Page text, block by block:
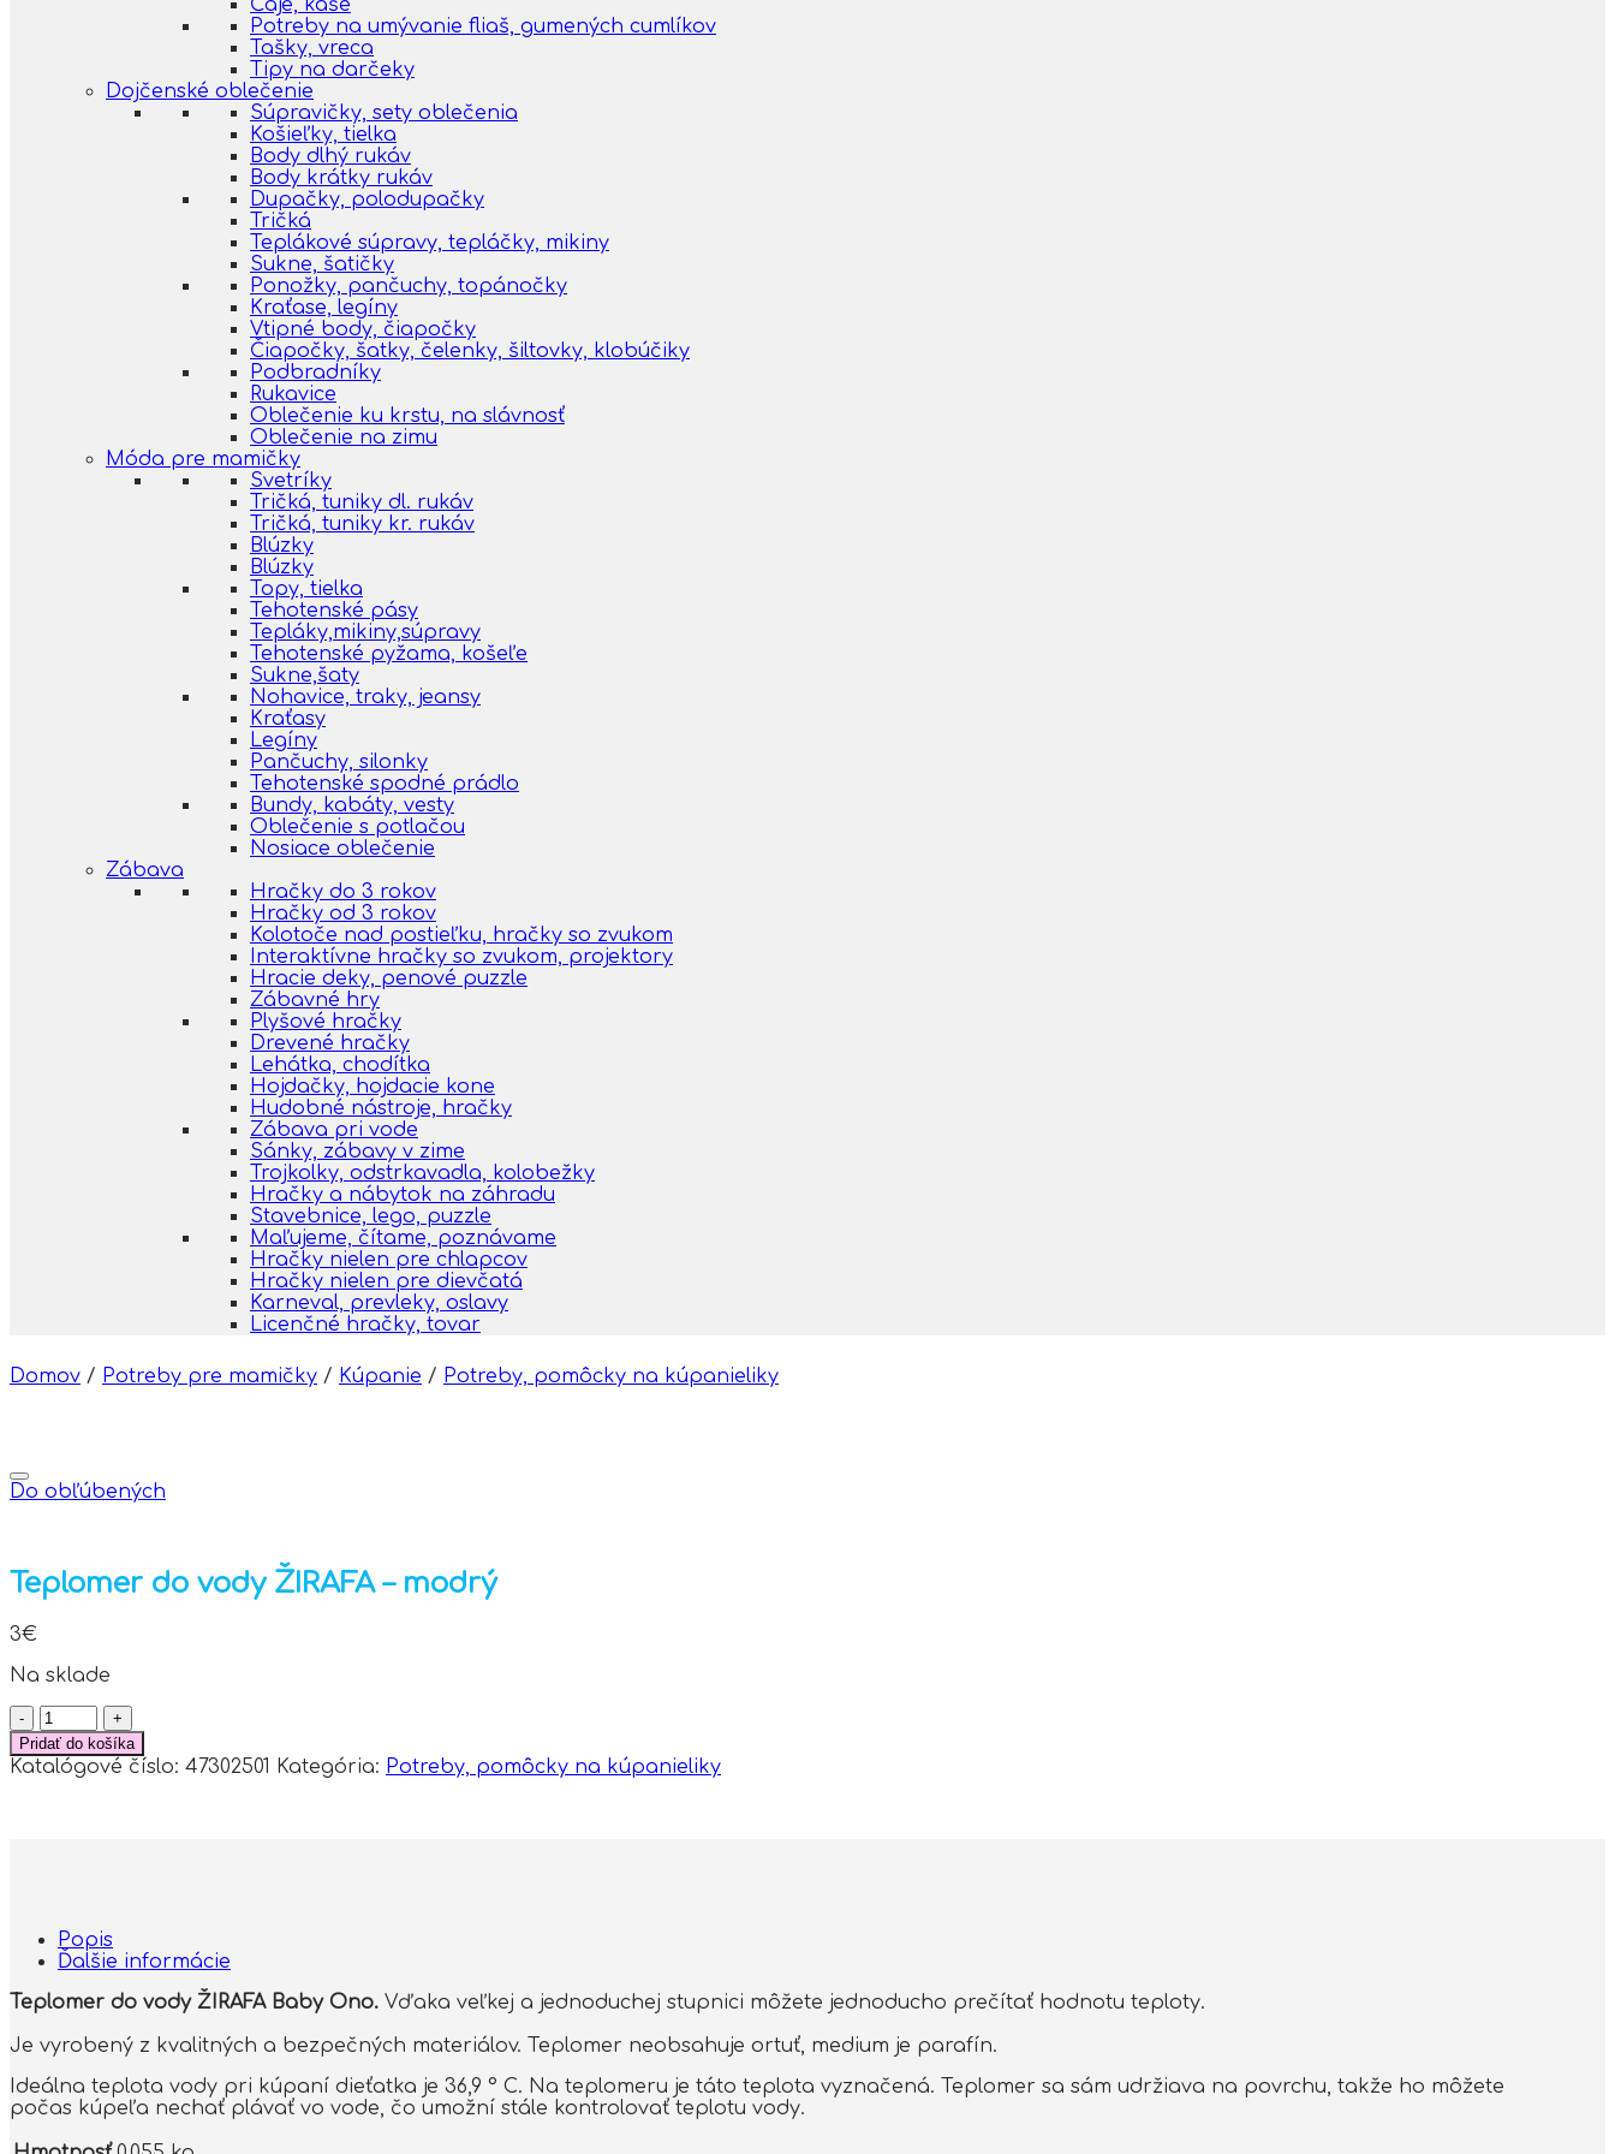
Čaje, kaše
Potreby na umývanie fliaš, gumených cumlíkov
Tašky, vreca
Tipy na darčeky
Dojčenské oblečenie
Súpravičky, sety oblečenia
Košieľky, tielka
Body dlhý rukáv
Body krátky rukáv
Dupačky, polodupačky
Tričká
Teplákové súpravy, tepláčky, mikiny
Sukne, šatičky
Ponožky, pančuchy, topánočky
Kraťase, legíny
Vtipné body, čiapočky
Čiapočky, šatky, čelenky, šiltovky, klobúčiky
Podbradníky
Rukavice
Oblečenie ku krstu, na slávnosť
Oblečenie na zimu
Móda pre mamičky
Svetríky
Tričká, tuniky dl. rukáv
Tričká, tuniky kr. rukáv
Blúzky
Blúzky
Topy, tielka
Tehotenské pásy
Tepláky,mikiny,súpravy
Tehotenské pyžama, košeľe
Sukne,šaty
Nohavice, traky, jeansy
Kraťasy
Legíny
Pančuchy, silonky
Tehotenské spodné prádlo
Bundy, kabáty, vesty
Oblečenie s potlačou
Nosiace oblečenie
Zábava
Hračky do 3 rokov
Hračky od 3 rokov
Kolotoče nad postieľku, hračky so zvukom
Interaktívne hračky so zvukom, projektory
Hracie deky, penové puzzle
Zábavné hry
Plyšové hračky
Drevené hračky
Lehátka, chodítka
Hojdačky, hojdacie kone
Hudobné nástroje, hračky
Zábava pri vode
Sánky, zábavy v zime
Trojkolky, odstrkavadla, kolobežky
Hračky a nábytok na záhradu
Stavebnice, lego, puzzle
Maľujeme, čítame, poznávame
Hračky nielen pre chlapcov
Hračky nielen pre dievčatá
Karneval, prevleky, oslavy
Licenčné hračky, tovar
Domov / Potreby pre mamičky / Kúpanie / Potreby, pomôcky na kúpanieliky
Do obľúbených
Teplomer do vody ŽIRAFA – modrý
3€
Na sklade
množstvo
Teplomer
do
vody
Pridať do košíka
Katalógové číslo: 47302501 Kategória: Potreby, pomôcky na kúpanieliky
Popis
Ďalšie informácie
Teplomer do vody ŽIRAFA Baby Ono. Vďaka veľkej a jednoduchej stupnici môžete jednoducho prečítať hodnotu teploty.
Je vyrobený z kvalitných a bezpečných materiálov. Teplomer neobsahuje ortuť, medium je parafín.
Ideálna teplota vody pri kúpaní dieťatka je 36,9 ° C. Na teplomeru je táto teplota vyznačená. Teplomer sa sám udržiava na povrchu, takže ho môžete
počas kúpeľa nechať plávať vo vode, čo umožní stále kontrolovať teplotu vody.